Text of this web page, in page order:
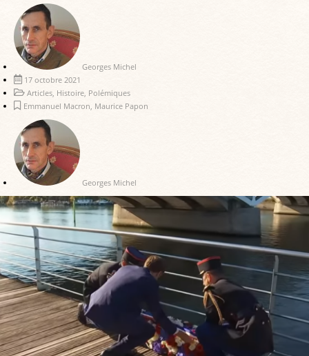
Georges Michel
17 octobre 2021
Articles, Histoire, Polémiques
Emmanuel Macron, Maurice Papon
Georges Michel